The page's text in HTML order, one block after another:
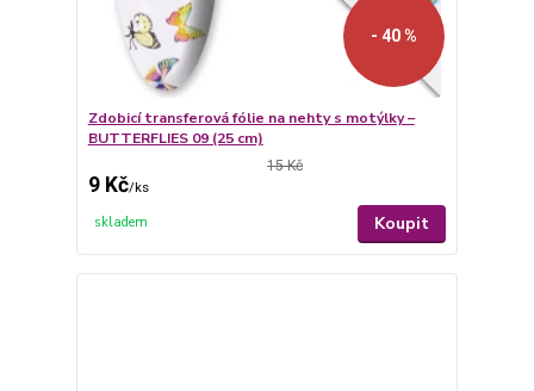
- 40 %
Zdobicí transferová fólie na nehty s motýlky –
BUTTERFLIES 09 (25 cm)
15 Kč
9 Kč/ks
skladem Koupit